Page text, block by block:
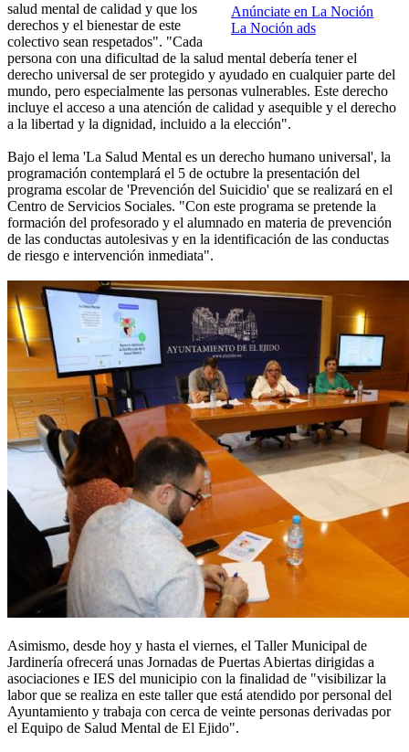
Anúnciate en La Noción
La Noción ads
salud mental de calidad y que los
derechos y el bienestar de este
colectivo sean respetados". "Cada
persona con una dificultad de la salud mental debería tener el
derecho universal de ser protegido y ayudado en cualquier parte del
mundo, pero especialmente las personas vulnerables. Este derecho
incluye el acceso a una atención de calidad y asequible y el derecho
a la libertad y la dignidad, incluido a la elección".
Bajo el lema 'La Salud Mental es un derecho humano universal', la
programación contemplará el 5 de octubre la presentación del
programa escolar de 'Prevención del Suicidio' que se realizará en el
Centro de Servicios Sociales. "Con este programa se pretende la
formación del profesorado y el alumnado en materia de prevención
de las conductas autolesivas y en la identificación de las conductas
de riesgo e intervención inmediata".
Asimismo, desde hoy y hasta el viernes, el Taller Municipal de
Jardinería ofrecerá unas Jornadas de Puertas Abiertas dirigidas a
asociaciones e IES del municipio con la finalidad de "visibilizar la
labor que se realiza en este taller que está atendido por personal del
Ayuntamiento y trabaja con cerca de veinte personas derivadas por
el Equipo de Salud Mental de El Ejido".